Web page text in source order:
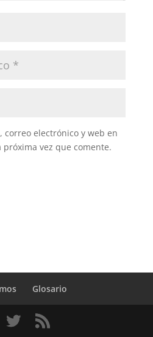
correo electrónico y web en
vez que comente.
Glosario